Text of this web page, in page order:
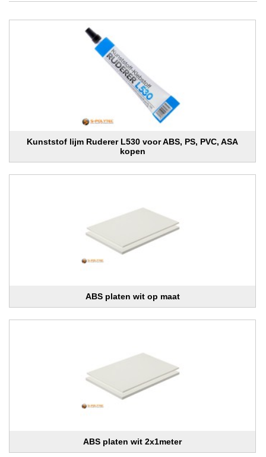
Kunststof lijm Ruderer L530 voor ABS, PS, PVC, ASA
kopen
ABS platen wit op maat
ABS platen wit 2x1meter